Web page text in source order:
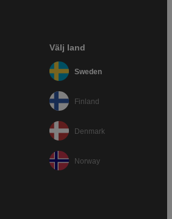
Välj land
Sweden
Finland
Denmark
Norway